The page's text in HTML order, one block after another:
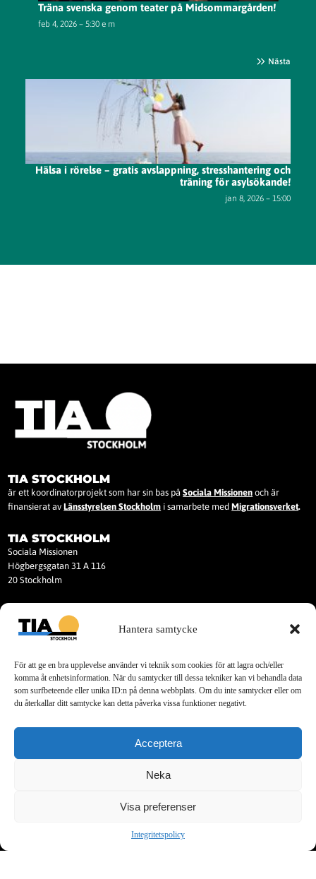
Hantera samtycke
För att ge en bra upplevelse använder vi teknik som cookies för att lagra och/eller
komma åt enhetsinformation. När du samtycker till dessa tekniker kan vi behandla data
som surfbeteende eller unika ID:n på denna webbplats. Om du inte samtycker eller om
du återkallar ditt samtycke kan detta påverka vissa funktioner negativt.
Acceptera
Neka
Visa preferenser
Integritetspolicy
Träna svenska genom teater på Midsommargården!
feb 4, 2026 – 5:30 e m
Nästa
Hälsa i rörelse – gratis avslappning, stresshantering och
träning för asylsökande!
jan 8, 2026 – 15:00
TIA STOCKHOLM
är ett koordinatorprojekt som har sin bas påSociala Missionen och är
finansierat avLänsstyrelsen Stockholm i samarbete medMigrationsverket.
TIA STOCKHOLM
Sociala Missionen
Högbergsgatan 31 A 116
20 Stockholm
faezeh.s@tiastockholm.se
073-052 60 08
KAKOR (COOKIES)
Denna webbplats använder Kakor
Läs vår integritetspolicy för cookies.
Telegram